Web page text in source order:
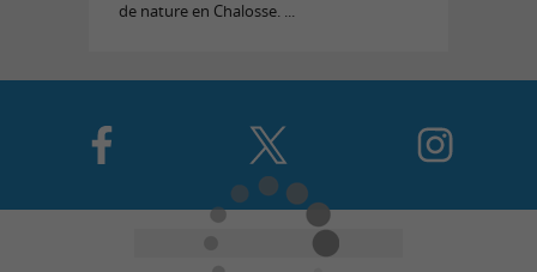
de nature en Chalosse. ...